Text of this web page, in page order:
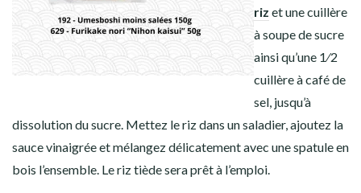
riz et une cuillère
à soupe de sucre
ainsi qu’une 1⁄2
cuillère à café de
sel, jusqu’à
dissolution du sucre. Mettez lerizdans un saladier, ajoutez la
sauce vinaigrée et mélangez délicatement avec une spatule en
bois l’ensemble. Leriztiède sera prêt à l’emploi.